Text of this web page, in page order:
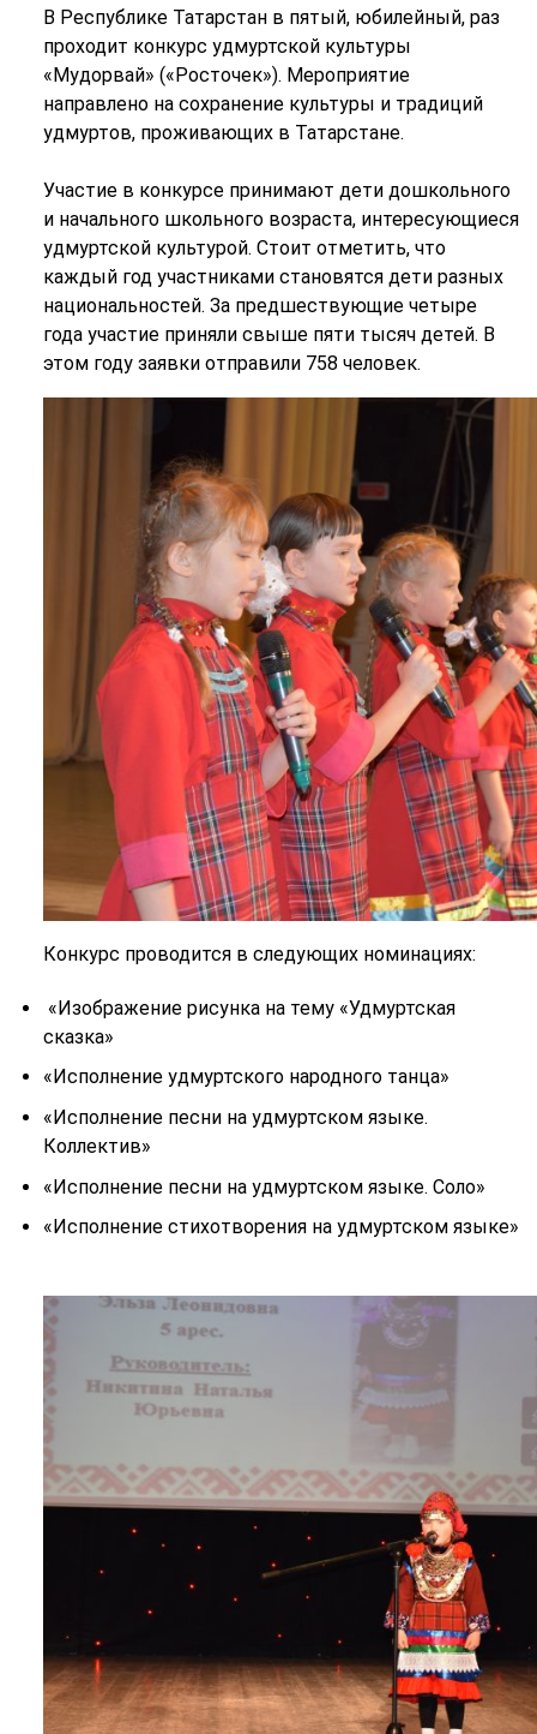
В Республике Татарстан в пятый, юбилейный, раз
проходит конкурс удмуртской культуры
«Мудорвай» («Росточек»). Мероприятие
направлено на сохранение культуры и традиций
удмуртов, проживающих в Татарстане.
Участие в конкурсе принимают дети дошкольного
и начального школьного возраста, интересующиеся
удмуртской культурой. Стоит отметить, что
каждый год участниками становятся дети разных
национальностей. За предшествующие четыре
года участие приняли свыше пяти тысяч детей. В
этом году заявки отправили 758 человек.
Конкурс проводится в следующих номинациях:
«Изображение рисунка на тему «Удмуртская
сказка»
«Исполнение удмуртского народного танца»
«Исполнение песни на удмуртском языке.
Коллектив»
«Исполнение песни на удмуртском языке. Соло»
«Исполнение стихотворения на удмуртском языке»